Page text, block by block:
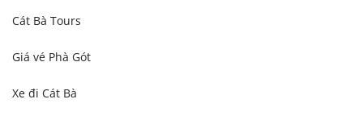
Cát Bà Tours
Giá vé Phà Gót
Xe đi Cát Bà